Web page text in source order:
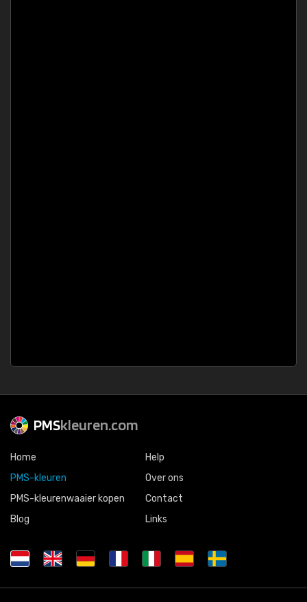
PMSkleuren.com
Home
PMS-kleuren
PMS-kleurenwaaier kopen
Blog
Help
Over ons
Contact
Links